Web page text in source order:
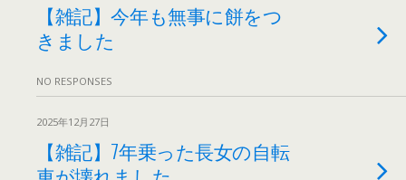
【雑記】今年も無事に餅をつ
きました
NO RESPONSES
2025年12月27日
【雑記】7年乗った長女の自転